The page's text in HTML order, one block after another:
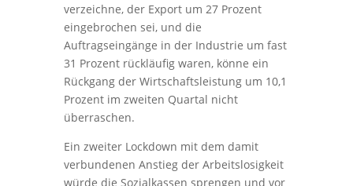
verzeichne, der Export um 27 Prozent
eingebrochen sei, und die
Auftragseingänge in der Industrie um fast
31 Prozent rückläufig waren, könne ein
Rückgang der Wirtschaftsleistung um 10,1
Prozent im zweiten Quartal nicht
überraschen.
Ein zweiter Lockdown mit dem damit
verbundenen Anstieg der Arbeitslosigkeit
würde die Sozialkassen sprengen und vor